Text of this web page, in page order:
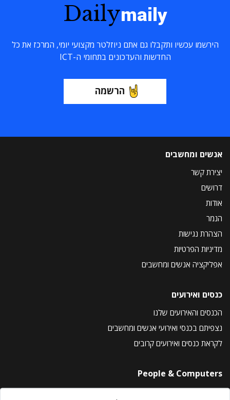
Dailymaily
הירשמו עכשיו ותקבלו גם אתם ניוזלטר מקצועי יומי, המרכז את כל
החדשות והעדכונים בתחומי ה-ICT
הרשמה
אנשים ומחשבים
יצירת קשר
דרושים
אודות
הנמר
הצהרת נגישות
מדיניות הפרטיות
אפליקציה אנשים ומחשבים
כנסים ואירועים
הכנסים והאירועים שלנו
נצפיתם בכנסי ואירועי אנשים ומחשבים
לקראת כנסים ואירועים קרובים
People & Computers
About Us